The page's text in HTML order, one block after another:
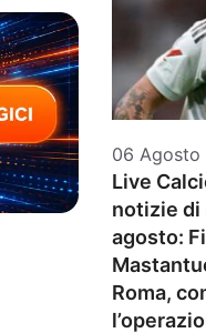
06 Agosto
Live
notizie di
agosto:
Roma,